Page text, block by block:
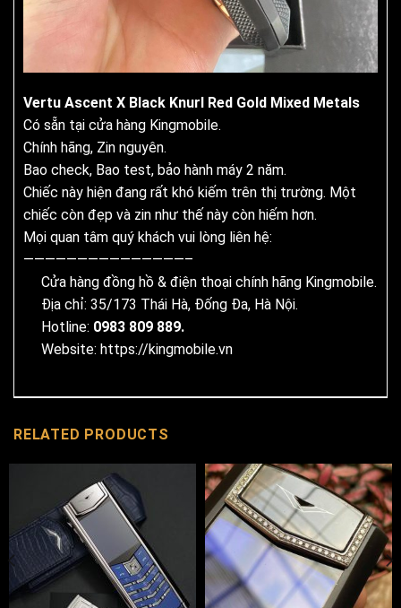
Vertu Ascent X Black Knurl Red Gold Mixed Metals
Có sẵn tại cửa hàng Kingmobile.
Chính hãng, Zin nguyên.
Bao check, Bao test, bảo hành máy 2 năm.
Chiếc này hiện đang rất khó kiếm trên thị trường. Một
chiếc còn đẹp và zin như thế này còn hiếm hơn.
Mọi quan tâm quý khách vui lòng liên hệ:
———————————————–
Cửa hàng đồng hồ & điện thoại chính hãng Kingmobile.
Địa chỉ: 35/173 Thái Hà, Đống Đa, Hà Nội.
Hotline: 0983 809 889.
Website: https://kingmobile.vn
RELATED PRODUCTS